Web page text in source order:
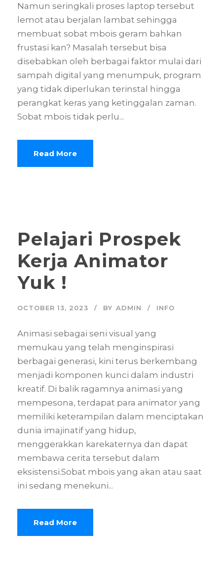
Namun seringkali proses laptop tersebut
lemot atau berjalan lambat sehingga
membuat sobat mbois geram bahkan
frustasi kan? Masalah tersebut bisa
disebabkan oleh berbagai faktor mulai dari
sampah digital yang menumpuk, program
yang tidak diperlukan terinstal hingga
perangkat keras yang ketinggalan zaman.
Sobat mbois tidak perlu...
Read More
Pelajari Prospek
Kerja Animator
Yuk !
OCTOBER 13, 2023 BY ADMIN INFO
Animasi sebagai seni visual yang
memukau yang telah menginspirasi
berbagai generasi, kini terus berkembang
menjadi komponen kunci dalam industri
kreatif. Di balik ragamnya animasi yang
mempesona, terdapat para animator yang
memiliki keterampilan dalam menciptakan
dunia imajinatif yang hidup,
menggerakkan karekaternya dan dapat
membawa cerita tersebut dalam
eksistensi.Sobat mbois yang akan atau saat
ini sedang menekuni...
Read More